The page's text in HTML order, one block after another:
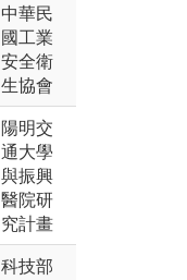
中華民
國工業
安全衛
生協會
陽明交
通大學
與振興
醫院研
究計畫
科技部